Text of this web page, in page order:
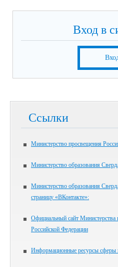
Вход в
Ссылки
Министерство просвещения
Министерство образования
Министерство образования
страницу «ВКонтакте»:
Официальный сайт Министерства
Российской Федерации
Информационные ресурсы сферы